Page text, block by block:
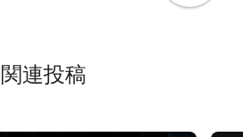
関連投稿